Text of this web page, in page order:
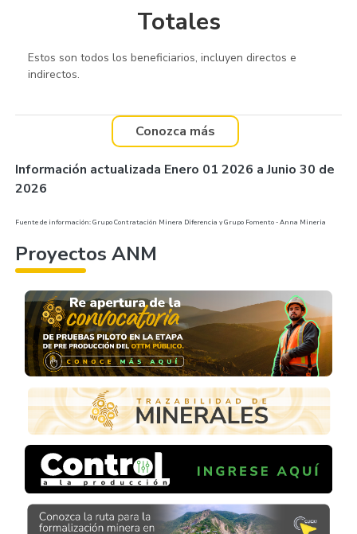
Totales
Estos son todos los beneficiarios, incluyen directos e
indirectos.
Conozca más
Información actualizada Enero 01 2026 a Junio 30 de
2026
Fuente de información: Grupo Contratación Minera Diferencia y Grupo Fomento - Anna Mineria
Proyectos ANM